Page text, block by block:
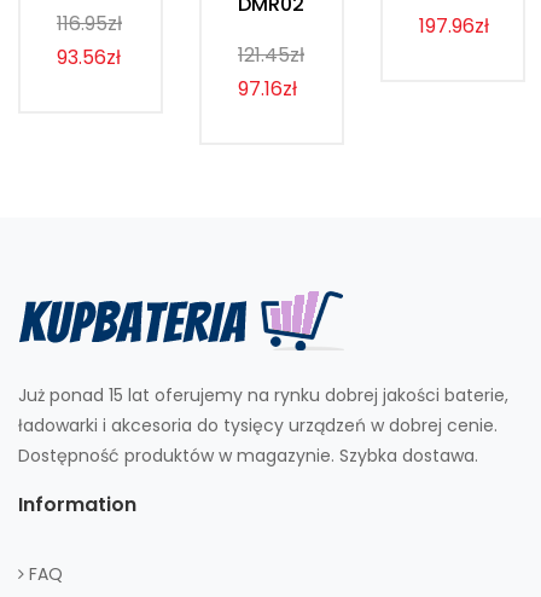
116.95zł
93.56zł
121.45zł
97.16zł
197.96zł
Już ponad 15 lat oferujemy na rynku dobrej jakości baterie,
ładowarki i akcesoria do tysięcy urządzeń w dobrej cenie.
Dostępność produktów w magazynie. Szybka dostawa.
Information
FAQ